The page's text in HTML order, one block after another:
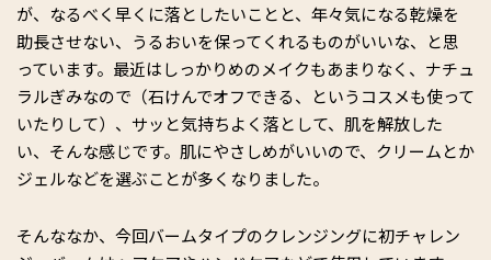
が、なるべく早くに落としたいことと、年々気になる乾燥を
助長させない、うるおいを保ってくれるものがいいな、と思
っています。最近はしっかりめのメイクもあまりなく、ナチュ
ラルぎみなので（石けんでオフできる、というコスメも使って
いたりして）、サッと気持ちよく落として、肌を解放した
い、そんな感じです。肌にやさしめがいいので、クリームとか
ジェルなどを選ぶことが多くなりました。
そんななか、今回バームタイプのクレンジングに初チャレン